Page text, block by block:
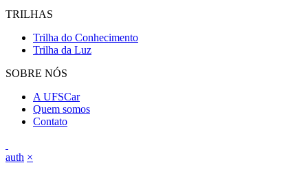
TRILHAS
Trilha do Conhecimento
Trilha da Luz
SOBRE NÓS
A UFSCar
Quem somos
Contato
auth ×